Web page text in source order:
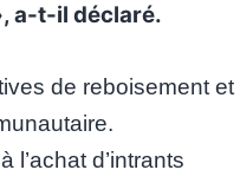
a-t-il déclaré.
de reboisement et
d’intrants